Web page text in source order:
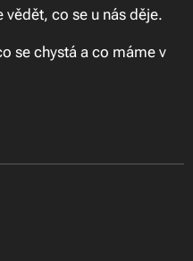
vědět, co se u nás děje.
se chystá a co máme v